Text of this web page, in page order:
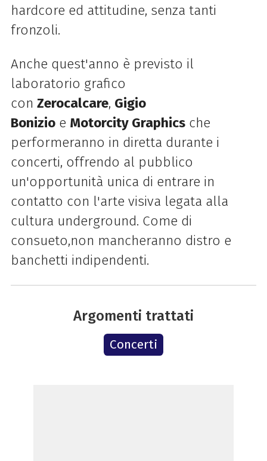
hardcore ed attitudine, senza tanti
fronzoli.
Anche quest'anno è previsto il
laboratorio grafico
con Zerocalcare, Gigio
Bonizioe Motorcity Graphicsche
performeranno in diretta durante i
concerti, offrendo al pubblico
un'opportunità unica di entrare in
contatto con l'arte visiva legata alla
cultura underground. Come di
consueto,non mancheranno distro e
banchetti indipendenti.
Argomenti trattati
Concerti